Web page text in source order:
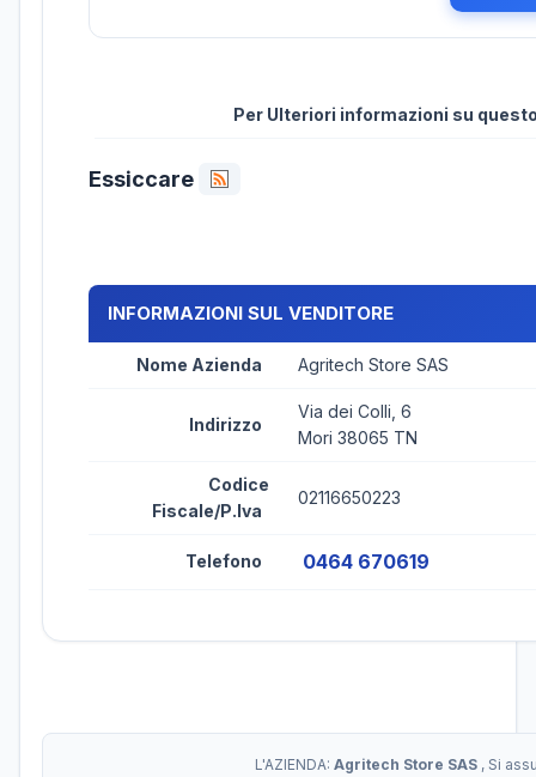
Per Ulteriori informazioni su
Essiccare
INFORMAZIONI SUL VENDITORE
Nome Azienda Agritech Store SAS
Indirizzo
Via dei Colli, 6
Mori 38065 TN
Codice
Fiscale/P.Iva
02116650223
Telefono 0464 670619
L'AZIENDA: Agritech Store SAS , Si